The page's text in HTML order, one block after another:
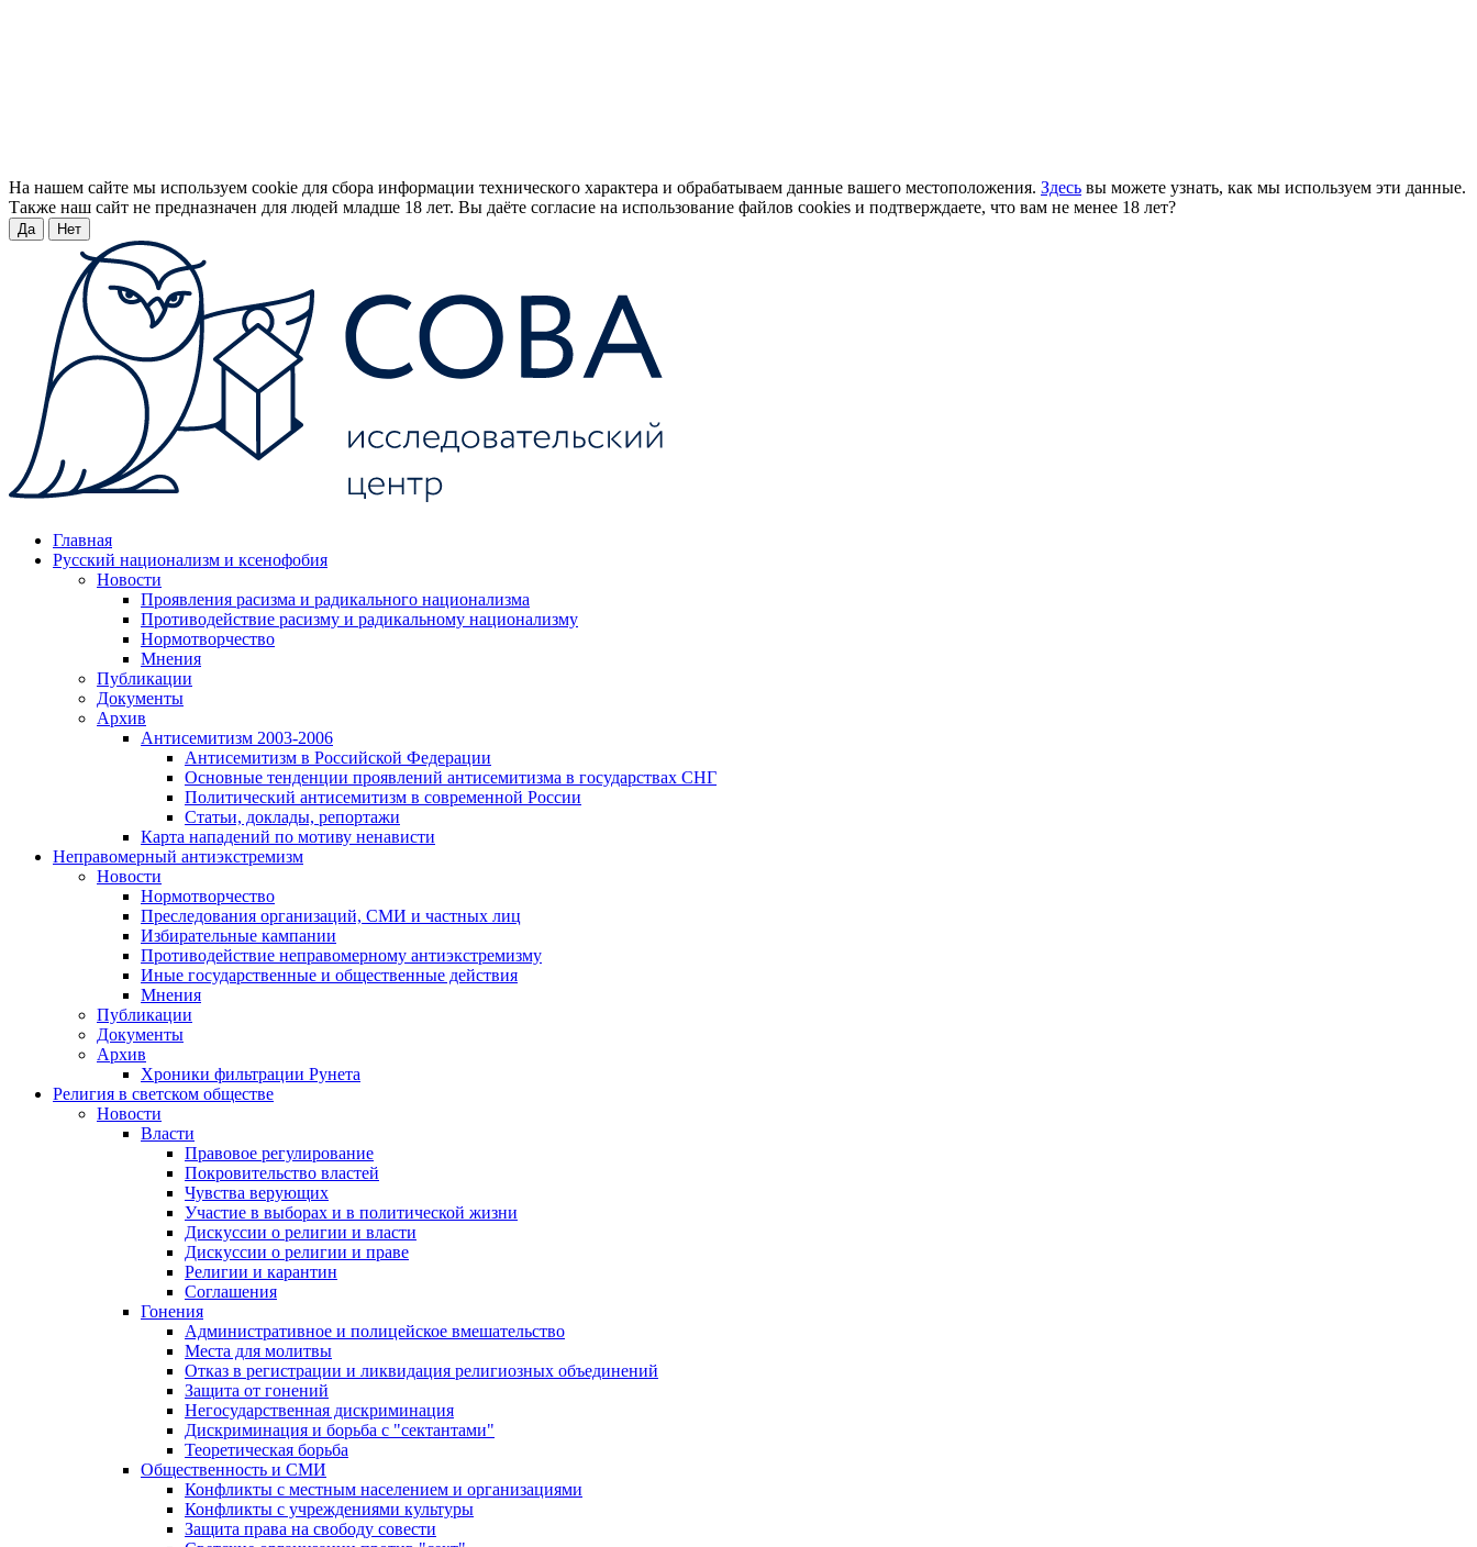
На нашем сайте мы используем cookie для сбора информации технического характера и обрабатываем данные вашего местоположения. Здесь вы можете узнать, как мы используем эти данные.
Также наш сайт не предназначен для людей младше 18 лет. Вы даёте согласие на использование файлов cookies и подтверждаете, что вам не менее 18 лет?
Да Нет
Главная
Русский национализм и ксенофобия
Новости
Проявления расизма и радикального национализма
Противодействие расизму и радикальному национализму
Нормотворчество
Мнения
Публикации
Документы
Архив
Антисемитизм 2003-2006
Антисемитизм в Российской Федерации
Основные тенденции проявлений антисемитизма в государствах СНГ
Политический антисемитизм в современной России
Статьи, доклады, репортажи
Карта нападений по мотиву ненависти
Неправомерный антиэкстремизм
Новости
Нормотворчество
Преследования организаций, СМИ и частных лиц
Избирательные кампании
Противодействие неправомерному антиэкстремизму
Иные государственные и общественные действия
Мнения
Публикации
Документы
Архив
Хроники фильтрации Рунета
Религия в светском обществе
Новости
Власти
Правовое регулирование
Покровительство властей
Чувства верующих
Участие в выборах и в политической жизни
Дискуссии о религии и власти
Дискуссии о религии и праве
Религии и карантин
Соглашения
Гонения
Административное и полицейское вмешательство
Места для молитвы
Отказ в регистрации и ликвидация религиозных объединений
Защита от гонений
Негосударственная дискриминация
Дискриминация и борьба с "сектантами"
Теоретическая борьба
Общественность и СМИ
Конфликты с местным населением и организациями
Конфликты с учреждениями культуры
Защита права на свободу совести